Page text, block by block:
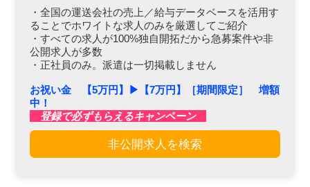
・全国の運送会社の売上／給与データベースを活用す
ることでホワイトな求人のみを厳選してご紹介
・すべての求人が100%独自開拓だから急募案件や非
公開求人が多数
・正社員のみ。派遣は一切掲載しません
お祝い金 【5万円】▶︎【7万円】［期間限定］ 増額
中！
登録で必ずもらえるキャンペーン
非公開求人を検索